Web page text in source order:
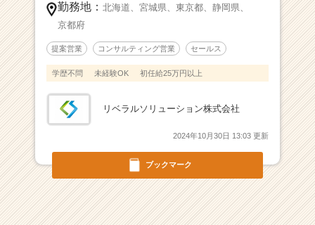
成
中
の
営
商
チ
ブックマーク
勤務地： 北海道、 宮城県、 東京都、 静岡県、
京都府
提案営業 コンサルティング営業 セールス
学歴不問 未経験OK 初任給25万円以上
リベラルソリューション株式会社
2024年10月30日 13:03 更新